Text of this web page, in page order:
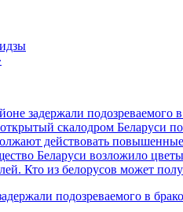
задержали подозреваемого в
скалодром Беларуси
действовать
Беларуси возложило
Кто из белорусов может
подозреваемого в